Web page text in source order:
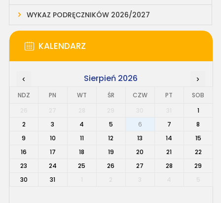
WYKAZ PODRĘCZNIKÓW 2026/2027
KALENDARZ
‹ Sierpień 2026 ›
NDZ PN WT ŚR CZW PT
SOB
1
2
3 4 5 6 7
8
9
10 11 12 13 14
15
16
17 18 19 20 21
22
23
24 25 26 27 28
29
30
31